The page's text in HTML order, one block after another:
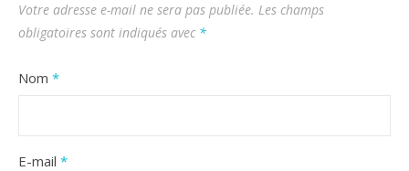
Votre adresse e-mail ne sera pas publiée. Les champs
obligatoires sont indiqués avec *
Nom *
E-mail *